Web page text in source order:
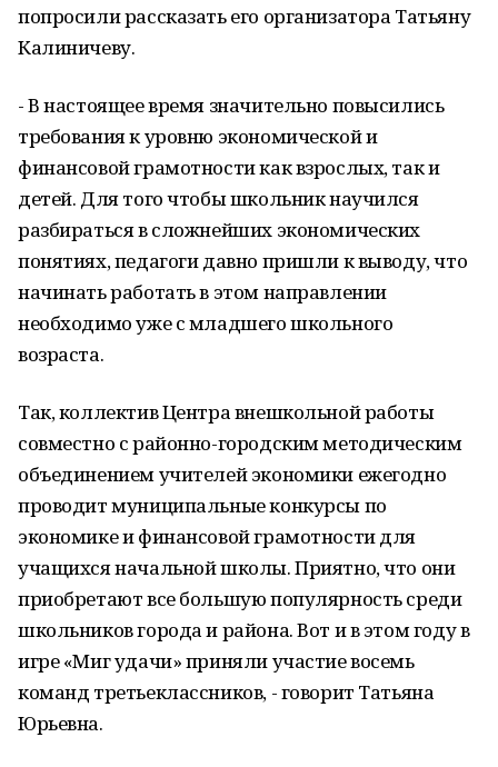
попросили рассказать его организатора Татьяну
Калиничеву.
- В настоящее время значительно повысились
требования к уровню экономической и
финансовой грамотности как взрослых, так и
детей. Для того чтобы школьник научился
разбираться в сложнейших экономических
понятиях, педагоги давно пришли к выводу, что
начинать работать в этом направлении
необходимо уже с младшего школьного
возраста.
Так, коллектив Центра внешкольной работы
совместно с районно-городским методическим
объединением учителей экономики ежегодно
проводит муниципальные конкурсы по
экономике и финансовой грамотности для
учащихся начальной школы. Приятно, что они
приобретают все большую популярность среди
школьников города и района. Вот и в этом году в
игре «Миг удачи» приняли участие восемь
команд третьеклассников, - говорит Татьяна
Юрьевна.